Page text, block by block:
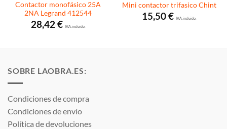
Contactor monofásico 25A
2NA Legrand 412544
28,42 € I.V.A. incluido.
Mini contactor trifasico Chint
15,50€ I.V.A. incluido.
SOBRE LAOBRA.ES:
Condiciones de compra
Condiciones de envío
Política de devoluciones